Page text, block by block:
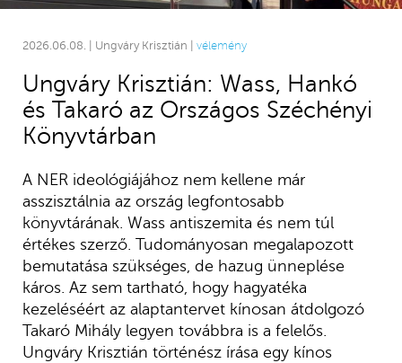
2026.06.08. | Ungváry Krisztián | vélemény
Ungváry Krisztián: Wass, Hankó
és Takaró az Országos Széchényi
Könyvtárban
A NER ideológiájához nem kellene már
asszisztálnia az ország legfontosabb
könyvtárának. Wass antiszemita és nem túl
értékes szerző. Tudományosan megalapozott
bemutatása szükséges, de hazug ünneplése
káros. Az sem tartható, hogy hagyatéka
kezeléséért az alaptantervet kínosan átdolgozó
Takaró Mihály legyen továbbra is a felelős.
Ungváry Krisztián történész írása egy kínos